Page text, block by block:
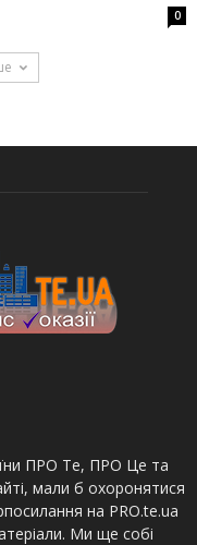
0
ПРО Те, ПРО Це та
мали б охоронятися
на PRO.te.ua
Ми ще собі